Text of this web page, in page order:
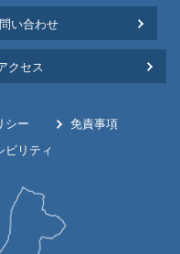
い合わせ
クセス
シー
免責事項
ビリティ